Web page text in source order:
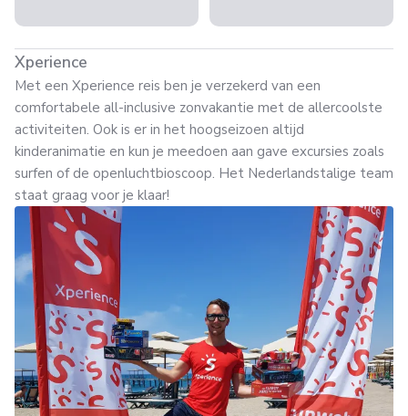
Xperience
Met een Xperience reis ben je verzekerd van een
comfortabele all-inclusive zonvakantie met de allercoolste
activiteiten. Ook is er in het hoogseizoen altijd
kinderanimatie en kun je meedoen aan gave excursies zoals
surfen of de openluchtbioscoop. Het Nederlandstalige team
staat graag voor je klaar!